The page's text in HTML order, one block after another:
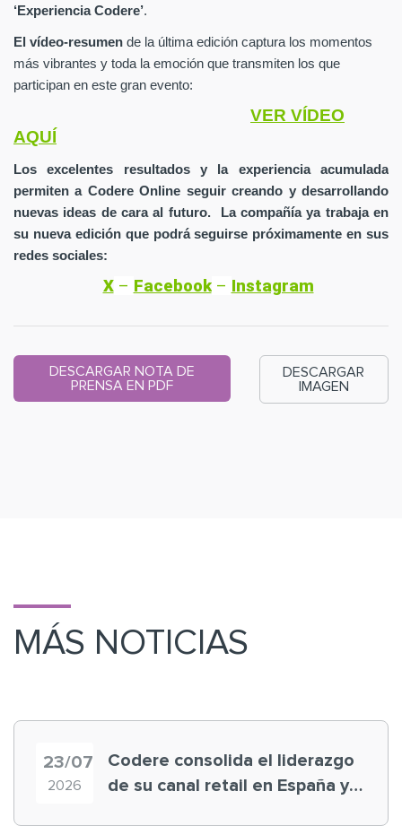
‘Experiencia Codere’.
El vídeo-resumen de la última edición captura los momentos
más vibrantes y toda la emoción que transmiten los que
participan en este gran evento:
VER VÍDEO
AQUÍ
Los excelentes resultados y la experiencia acumulada
permiten a Codere Online seguir creando y desarrollando
nuevas ideas de cara al futuro. La compañía ya trabaja en
su nueva edición que podrá seguirse próximamente en sus
redes sociales:
X– Facebook– Instagram
DESCARGAR NOTA DE
PRENSA EN PDF
DESCARGAR
IMAGEN
MÁS NOTICIAS
23/07
2026
Codere consolida el liderazgo
de su canal retail en España y